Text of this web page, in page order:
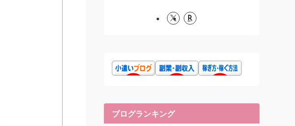
ブログランキング